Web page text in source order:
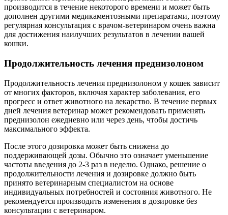
производится в течение некоторого времени и может быть
дополнен другими медикаментозными препаратами, поэтому
регулярная консультация с врачом-ветеринаром очень важна
для достижения наилучших результатов в лечении вашей
кошки.
Продолжительность лечения преднизолоном
Продолжительность лечения преднизолоном у кошек зависит
от многих факторов, включая характер заболевания, его
прогресс и ответ животного на лекарство. В течение первых
дней лечения ветеринар может рекомендовать применять
преднизолон ежедневно или через день, чтобы достичь
максимального эффекта.
После этого дозировка может быть снижена до
поддерживающей дозы. Обычно это означает уменьшение
частоты введения до 2-3 раз в неделю. Однако, решение о
продолжительности лечения и дозировке должно быть
принято ветеринарным специалистом на основе
индивидуальных потребностей и состояния животного. Не
рекомендуется производить изменения в дозировке без
консультации с ветеринаром.